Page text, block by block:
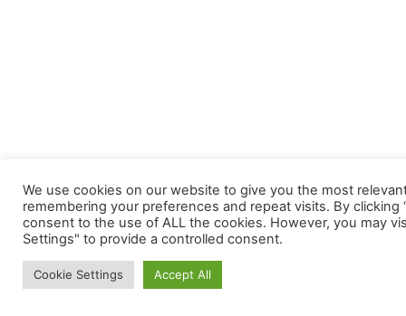
We use cookies on our website to give you the most
remembering your preferences and repeat visits. By clicking
consent to the use of ALL the cookies. However, you may
Settings" to provide a controlled consent.
Cookie Settings Accept All